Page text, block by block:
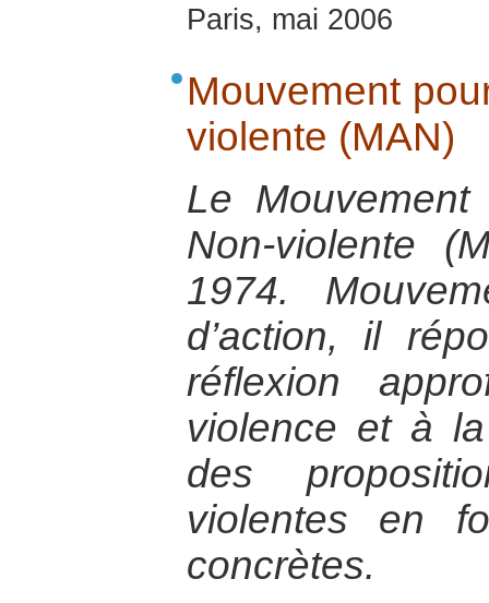
Paris, mai 2006
Mouvement
violente (MAN)
Le
Non-violente
1974.
d’action, il
réflexion
violence et à la
des
violentes en
concrètes.